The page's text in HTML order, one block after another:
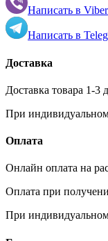
1017
1018
1020
1023
Написать в Viber
Написать в
Доставка
Доставка товара 1-3
При индивидуальном
Оплата
Онлайн оплата на
Оплата при
При индивидуальном